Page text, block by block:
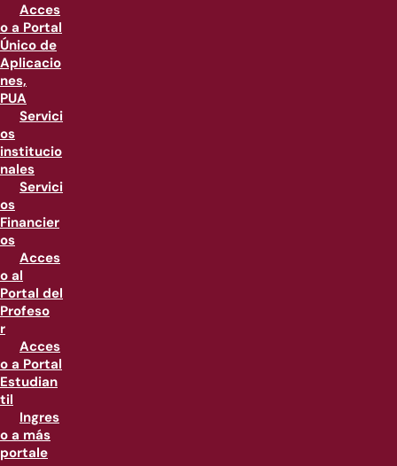
Acces
o a Portal
Único de
Aplicacio
nes,
PUA
Servici
os
institucio
nales
Servici
os
Financier
os
Acces
o al
Portal del
Profeso
r
Acces
o a Portal
Estudian
til
Ingres
o a más
portale